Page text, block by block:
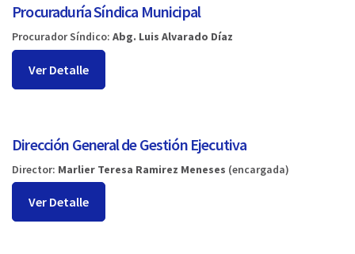
Procuraduría Síndica Municipal
Procurador Síndico: Abg. Luis Alvarado Díaz
Ver Detalle
Dirección General de Gestión Ejecutiva
Director: Marlier Teresa Ramirez Meneses (encargada)
Ver Detalle